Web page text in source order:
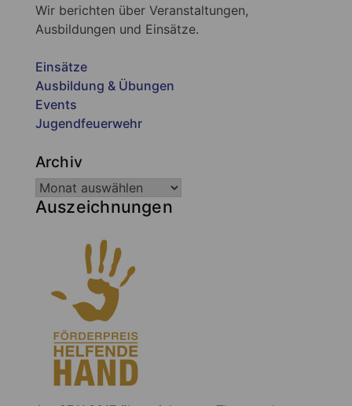
Wir berichten über Veranstaltungen,
Ausbildungen und Einsätze.
Einsätze
Ausbildung & Übungen
Events
Jugendfeuerwehr
Archiv
Auszeichnungen